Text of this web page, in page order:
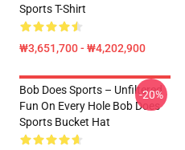
Sports T-Shirt
₩3,651,700 - ₩4,202,900
Bob Does Sports – Unfiltered
Fun On Every Hole Bob Does
Sports Bucket Hat
-20%